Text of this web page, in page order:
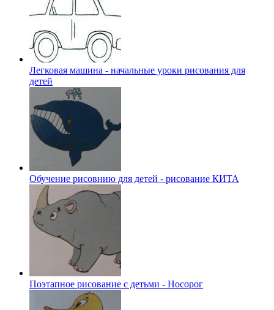
Легковая машина - начальные уроки рисования для
детей
Обучение рисовнию для детей - рисование КИТА
Поэтапное рисование с детьми - Носорог